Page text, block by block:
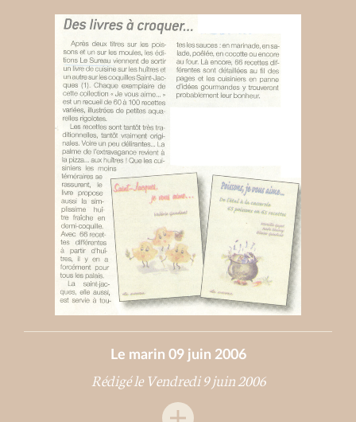
Le marin 09 juin 2006
Rédigé le Vendredi 9 juin 2006